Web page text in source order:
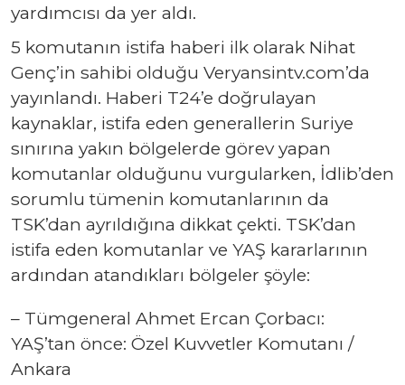
yardımcısı da yer aldı.
5 komutanın istifa haberi ilk olarak Nihat
Genç’in sahibi olduğu Veryansintv.com’da
yayınlandı. Haberi T24’e doğrulayan
kaynaklar, istifa eden generallerin Suriye
sınırına yakın bölgelerde görev yapan
komutanlar olduğunu vurgularken, İdlib’den
sorumlu tümenin komutanlarının da
TSK’dan ayrıldığına dikkat çekti. TSK’dan
istifa eden komutanlar ve YAŞ kararlarının
ardından atandıkları bölgeler şöyle:
– Tümgeneral Ahmet Ercan Çorbacı:
YAŞ’tan önce: Özel Kuvvetler Komutanı /
Ankara